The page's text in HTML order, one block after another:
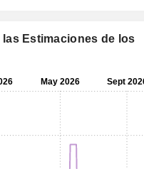
Estimaciones de los